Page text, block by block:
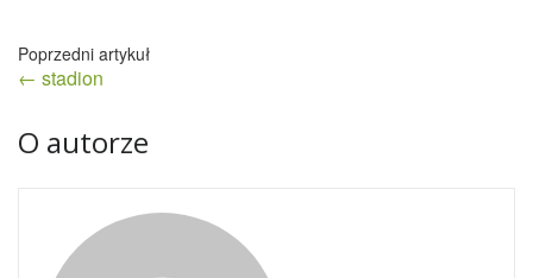
Nawigacja
wpisu
← stadion
O autorze